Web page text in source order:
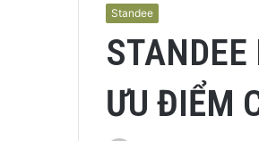
Standee
ƯU ĐIỂM